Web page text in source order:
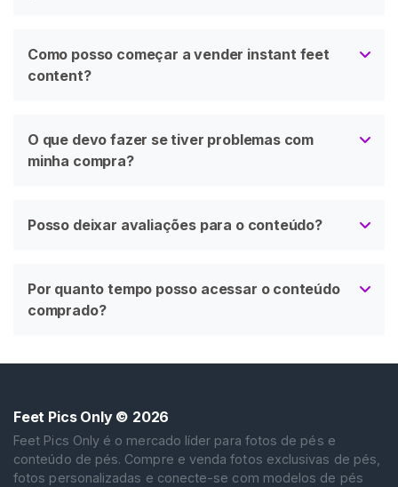
Como posso começar a vender instant feet
content?
O que devo fazer se tiver problemas com
minha compra?
Posso deixar avaliações para o conteúdo?
Por quanto tempo posso acessar o conteúdo
comprado?
Feet Pics Only© 2026
Feet Pics Only é o mercado líder para fotos de pés e
conteúdo de pés. Compre e venda fotos exclusivas de pés,
fotos personalizadas e conecte-se com modelos de pés